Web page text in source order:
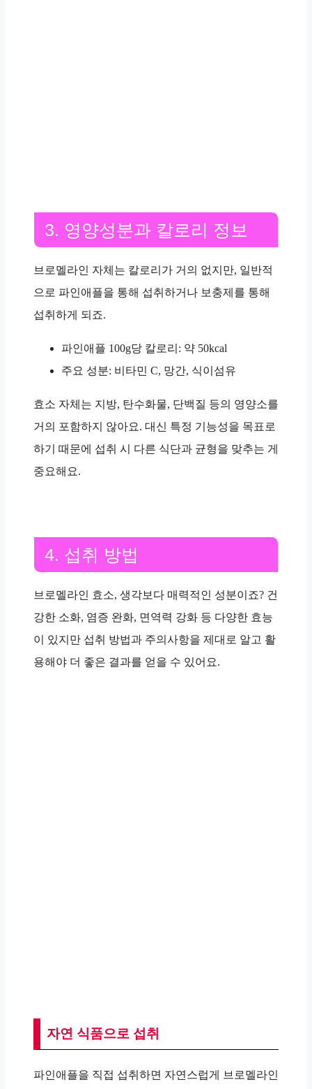
3. 영양성분과 칼로리 정보
브로멜라인 자체는 칼로리가 거의 없지만, 일반적
으로 파인애플을 통해 섭취하거나 보충제를 통해
섭취하게 되죠.
파인애플 100g당 칼로리: 약 50kcal
주요 성분: 비타민 C, 망간, 식이섬유
효소 자체는 지방, 탄수화물, 단백질 등의 영양소를
거의 포함하지 않아요. 대신 특정 기능성을 목표로
하기 때문에 섭취 시 다른 식단과 균형을 맞추는 게
중요해요.
4. 섭취 방법
브로멜라인 효소, 생각보다 매력적인 성분이죠? 건
강한 소화, 염증 완화, 면역력 강화 등 다양한 효능
이 있지만 섭취 방법과 주의사항을 제대로 알고 활
용해야 더 좋은 결과를 얻을 수 있어요.
자연 식품으로 섭취
파인애플을 직접 섭취하면 자연스럽게 브로멜라인